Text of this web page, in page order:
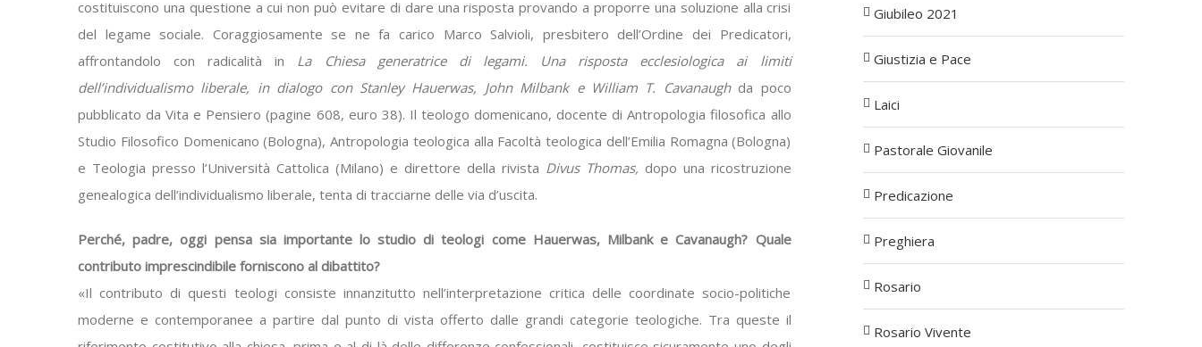
costituiscono una questione a cui non può evitare di dare una risposta provando a proporre una soluzione alla crisi
del legame sociale. Coraggiosamente se ne fa carico Marco Salvioli, presbitero dell’Ordine dei Predicatori,
affrontandolo con radicalità in La Chiesa generatrice di legami. Una risposta ecclesiologica ai limiti
dell’individualismo liberale, in dialogo con Stanley Hauerwas, John Milbank e William T. Cavanaughda poco
pubblicato da Vita e Pensiero (pagine 608, euro 38). Il teologo domenicano, docente di Antropologia filosofica allo
Studio Filosofico Domenicano (Bologna), Antropologia teologica alla Facoltà teologica dell’Emilia Romagna (Bologna)
e Teologia presso l’Università Cattolica (Milano) e direttore della rivista Divus Thomas, dopo una ricostruzione
genealogica dell’individualismo liberale, tenta di tracciarne delle via d’uscita.
Perché, padre, oggi pensa sia importante lo studio di teologi come Hauerwas, Milbank e Cavanaugh? Quale
contributo imprescindibile forniscono al dibattito?
«Il contributo di questi teologi consiste innanzitutto nell’interpretazione critica delle coordinate socio-politiche
moderne e contemporanee a partire dal punto di vista offerto dalle grandi categorie teologiche. Tra queste il
Giubileo 2021
Giustizia e Pace
Laici
Pastorale Giovanile
Predicazione
Preghiera
Rosario
Rosario Vivente